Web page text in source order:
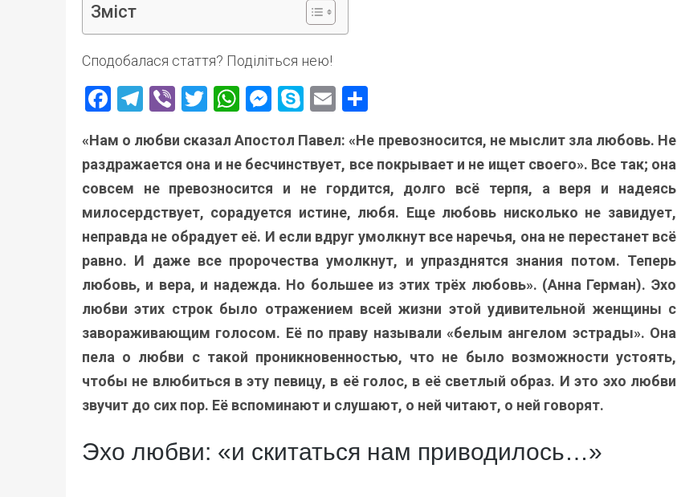
Зміст
Сподобалася стаття? Поділіться нею!
Facebook
Telegram
ViberTwitter
WhatsApp
Messenger
Skype
Email
«Нам о любви сказал Апостол Павел: «Не превозносится, не мыслит зла любовь. Не
раздражается она и не бесчинствует, все покрывает и не ищет своего». Все так; она
совсем не превозносится и не гордится, долго всё терпя, а веря и надеясь
милосердствует, сорадуется истине, любя. Еще любовь нисколько не завидует,
неправда не обрадует её. И если вдруг умолкнут все наречья, она не перестанет всё
равно. И даже все пророчества умолкнут, и упразднятся знания потом. Теперь
любовь, и вера, и надежда. Но большее из этих трёх любовь». (Анна Герман). Эхо
любви этих строк было отражением всей жизни этой удивительной женщины с
завораживающим голосом. Её по праву называли «белым ангелом эстрады». Она
пела о любви с такой проникновенностью, что не было возможности устоять,
чтобы не влюбиться в эту певицу, в её голос, в её светлый образ. И это эхо любви
звучит до сих пор. Её вспоминают и слушают, о ней читают, о ней говорят.
Эхо любви: «и скитаться нам приводилось…»